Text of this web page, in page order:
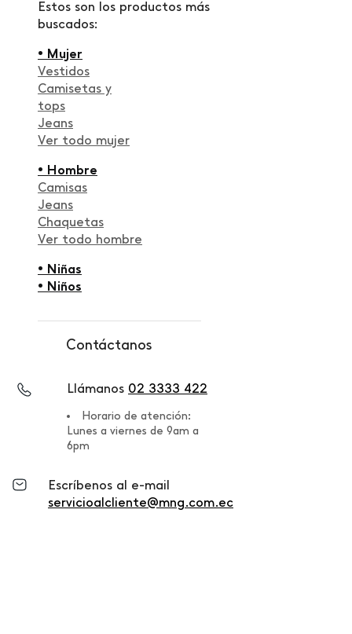
Estos son los productos más
buscados:
• Mujer
Vestidos
Camisetas y
tops
Jeans
Ver todo mujer
• Hombre
Camisas
Jeans
Chaquetas
Ver todo hombre
• Niñas
• Niños
Contáctanos
Llámanos 02 3333 422
Horario de atención:
Lunes a viernes de 9am a
6pm
Escríbenos al e-mail
servicioalcliente@mng.com.ec